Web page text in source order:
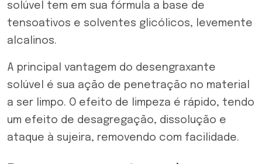
solúvel tem em sua fórmula a base de
tensoativos e solventes glicólicos, levemente
alcalinos.
A principal vantagem do desengraxante
solúvel é sua ação de penetração no material
a ser limpo. O efeito de limpeza é rápido, tendo
um efeito de desagregação, dissolução e
ataque à sujeira, removendo com facilidade.